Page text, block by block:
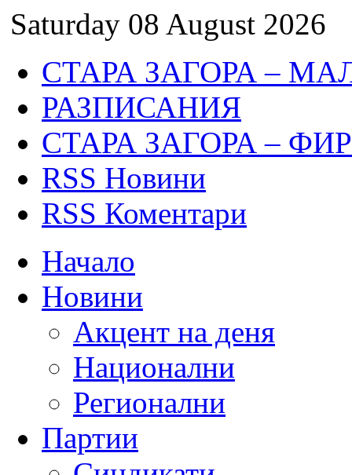
Saturday 08 August 2026
СТАРА ЗАГОРА –
РАЗПИСАНИЯ
СТАРА ЗАГОРА –
RSS Новини
RSS Коментари
Начало
Новини
Акцент на деня
Национални
Регионални
Партии